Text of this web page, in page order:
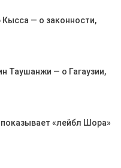
— о законности,
Таушанжи — о Гагаузии,
«лейбл Шора»